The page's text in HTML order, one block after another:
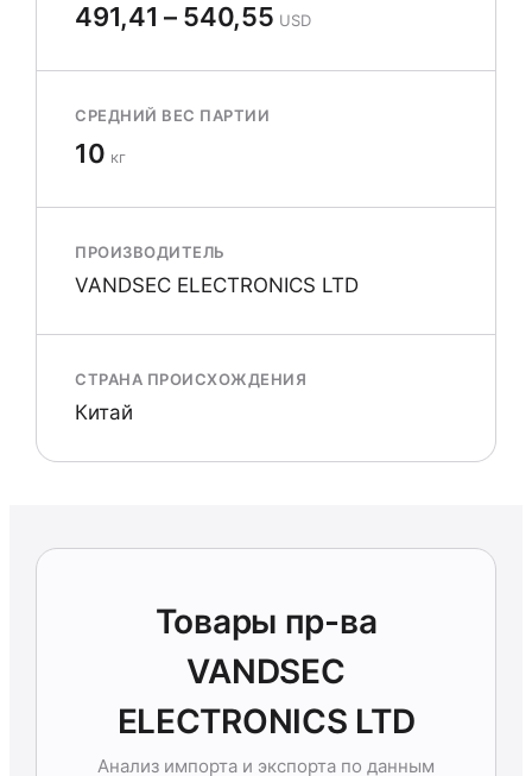
491,41 – 540,55 USD
СРЕДНИЙ ВЕС ПАРТИИ
10 кг
ПРОИЗВОДИТЕЛЬ
VANDSEC ELECTRONICS LTD
СТРАНА ПРОИСХОЖДЕНИЯ
Китай
Товары пр-ва
VANDSEC
ELECTRONICS LTD
Анализ импорта и экспорта по данным